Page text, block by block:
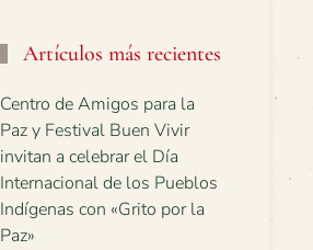
Artículos más recientes
Centro de Amigos para la
Paz y Festival Buen Vivir
invitan a celebrar el Día
Internacional de los Pueblos
Indígenas con «Grito por la
Paz»